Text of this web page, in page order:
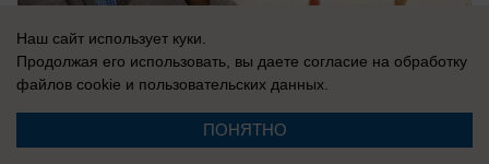
08.08.2026 0
Наш сайт использует куки.
Продолжая его использовать, вы даете согласие на обработку
файлов cookie и пользовательских данных.
ПОНЯТНО